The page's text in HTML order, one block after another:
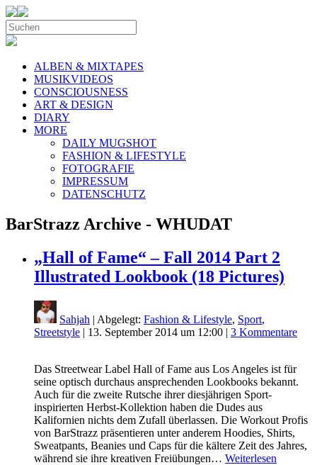
ALBEN & MIXTAPES
MUSIKVIDEOS
CONSCIOUSNESS
ART & DESIGN
DIARY
MORE
DAILY MUGSHOT
FASHION & LIFESTYLE
FOTOGRAFIE
IMPRESSUM
DATENSCHUTZ
BarStrazz Archive - WHUDAT
„Hall of Fame“ – Fall 2014 Part 2
Illustrated Lookbook (18 Pictures)
Sahjah | Abgelegt: Fashion & Lifestyle, Sport,
Streetstyle | 13. September 2014 um 12:00 | 3 Kommentare
Das Streetwear Label Hall of Fame aus Los Angeles ist für
seine optisch durchaus ansprechenden Lookbooks bekannt.
Auch für die zweite Rutsche ihrer diesjährigen Sport-
inspirierten Herbst-Kollektion haben die Dudes aus
Kalifornien nichts dem Zufall überlassen. Die Workout Profis
von BarStrazz präsentieren unter anderem Hoodies, Shirts,
Sweatpants, Beanies und Caps für die kältere Zeit des Jahres,
während sie ihre kreativen Freiübungen… Weiterlesen